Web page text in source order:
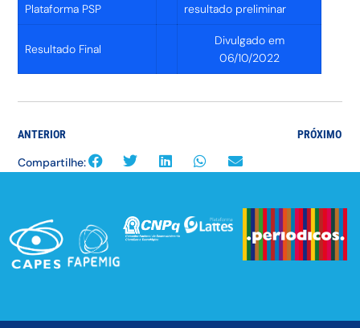
Plataforma PSP
resultado preliminar
Resultado Final
Divulgado em
06/10/2022
ANTERIOR PRÓXIMO
Compartilhe: